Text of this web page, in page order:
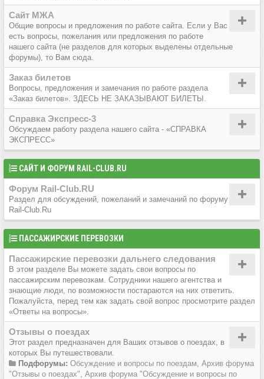
Сайт МЖА
Общие вопросы и предложения по работе сайта. Если у Вас
есть вопросы, пожелания или предложения по работе
нашего сайта (не разделов для которых выделены отдельные
форумы), то Вам сюда.
Заказ билетов
Вопросы, предложения и замечания по работе раздела
«Заказ билетов». ЗДЕСЬ НЕ ЗАКАЗЫВАЮТ БИЛЕТЫ.
Справка Экспресс-3
Обсуждаем работу раздела нашего сайта - «СПРАВКА
ЭКСПРЕСС»
САЙТ И ФОРУМ RAIL-CLUB.RU
Форум Rail-Club.RU
Раздел для обсуждений, пожеланий и замечаний по форуму
Rail-Club.Ru
ПАССАЖИРСКИЕ ПЕРЕВОЗКИ
Пассажирские перевозки дальнего следования
В этом разделе Вы можете задать свои вопросы по
пассажирским перевозкам. Сотрудники нашего агентства и
знающие люди, по возможности постараются на них ответить.
Пожалуйста, перед тем как задать свой вопрос просмотрите раздел
«Ответы на вопросы».
Отзывы о поездах
Этот раздел предназначен для Ваших отзывов о поездах, в
которых Вы путешествовали.
Подфорумы: Обсуждение и вопросы по поездам Архив форума
"Отзывы о поездах" Архив форума "Обсуждение и вопросы по